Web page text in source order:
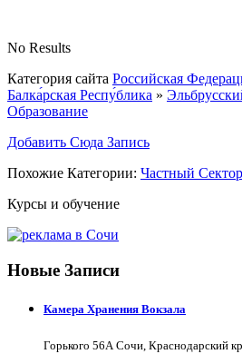
No Results
Категория сайта Российская
Балка́рская Респу́блика »
Образование
Добавить Сюда Запись
Похожие Категории: Частный Сектор
Курсы и обучение
Новые Записи
Камера Хранения Вокзала
Горького 56А Сочи, Краснодарский